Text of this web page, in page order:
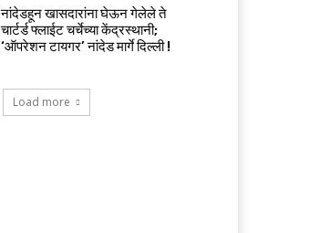
नांदेडहून खासदारांना घेऊन गेलेले ते
चार्टर्ड फ्लाईट चर्चेच्या केंद्रस्थानी;
‘ऑपरेशन टायगर’ नांदेड मार्गे दिल्ली !
Load more